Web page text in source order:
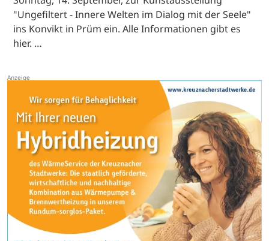
"Ungefiltert - Innere Welten im Dialog mit der Seele"
ins Konvikt in Prüm ein. Alle Informationen gibt es
hier. …